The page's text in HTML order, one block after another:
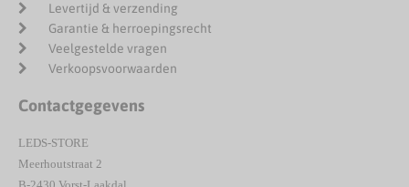
Levertijd & verzending
Garantie & herroepingsrecht
Veelgestelde vragen
Verkoopsvoorwaarden
Contactgegevens
LEDS-STORE
Meerhoutstraat 2